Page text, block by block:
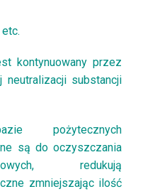
kontynuowany przez
neutralizacji substancji
pożytecznych
są do oczyszczania
redukują
zmniejszając ilość